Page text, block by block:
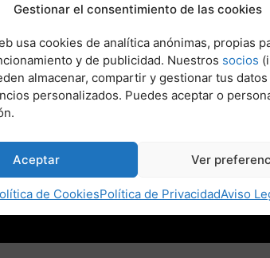
Gestionar el consentimiento de las cookies
usa cookies de analítica anónimas, propias
y de publicidad. Nuestros socios
almacenar, compartir y gestionar tus datos
personalizados. Puedes aceptar o
Aceptar Ver
de CookiesPolítica de PrivacidadAviso